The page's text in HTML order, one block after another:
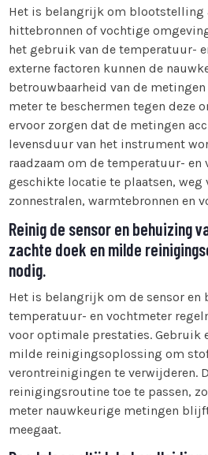
Het is belangrijk om blootstelling
hittebronnen of vochtige
het gebruik van de temperatuur-
externe factoren kunnen de
betrouwbaarheid van de
meter te beschermen tegen deze
ervoor zorgen dat de metingen
levensduur van het instrument
raadzaam om de temperatuur- en
geschikte locatie te plaatsen, weg
zonnestralen, warmtebronnen en
Reinig de sensor en behuizing
zachte doek en milde
nodig.
Het is belangrijk om de sensor en
temperatuur- en vochtmeter
voor optimale prestaties. Gebruik
milde reinigingsoplossing om
verontreinigingen te verwijderen.
reinigingsroutine toe te passen,
meter nauwkeurige metingen
meegaat.